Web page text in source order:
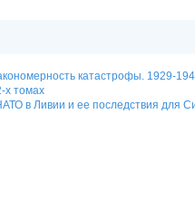
катастрофы. 1929-
х томах
в Ливии и ее последствия для